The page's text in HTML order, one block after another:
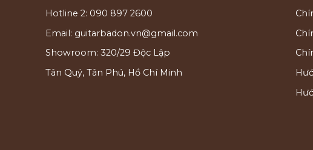
Hotline 2: 090 897 2600
Email: guitarbadon.vn@gmail.com
Showroom: 320/29 Độc Lập
Tân Quý, Tân Phú, Hồ Chí Minh